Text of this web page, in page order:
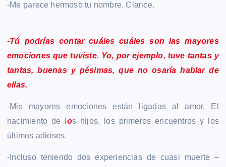
-Me parece hermoso tu nombre, Clarice.
-Tú podrías contar cuáles cuáles son las mayores
emociones que tuviste. Yo, por ejemplo, tuve tantas y
tantas, buenas y pésimas, que no osaría hablar de
ellas.
-Mis mayores emociones están ligadas al amor. El
nacimiento de l os hijos, los primeros encuentros y los
últimos adioses.
-Incluso teniendo dos experiencias de cuasi muerte –